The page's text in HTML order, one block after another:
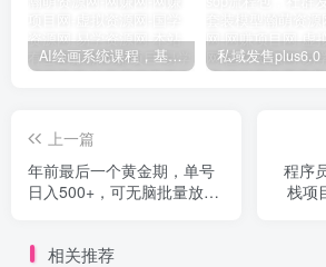
上一篇
年前最后一个黄金期，单号
日入500+，可无脑批量放大
程序
栈项
相关推荐